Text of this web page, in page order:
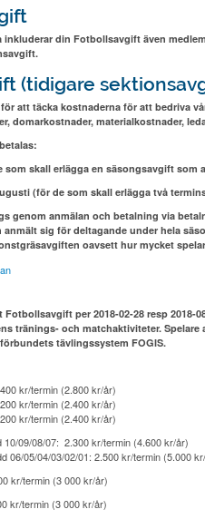
inkluderar din Fotbollsavgift även
(tidigare
att täcka kostnaderna för att bedriva
domarkostnader, materialkostnader,
som skall erlägga en säsongsavgift som
(för de som skall erlägga två
genom anmälan och betalning via
anmält sig för deltagande under hela
oavsett hur mycket
Fotbollsavgift per 2018-02-28 resp
tränings- och matchaktiviteter.
tävlingssystem FOGIS.
kr/termin (2.800 kr/år)
kr/termin (2.400 kr/år)
kr/termin (2.400 kr/år)
10/09/08/07: 2.300 kr/termin (4.600 kr/år)
06/05/04/03/02/01: 2.500 kr/termin (5.000
kr/termin (3 000 kr/år)
kr/termin (3 000 kr/år)